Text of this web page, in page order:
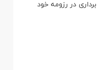
در رزومه خود